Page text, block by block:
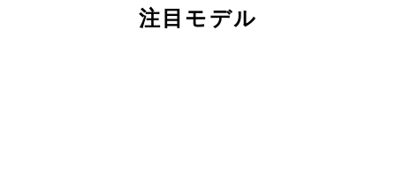
注目モデル